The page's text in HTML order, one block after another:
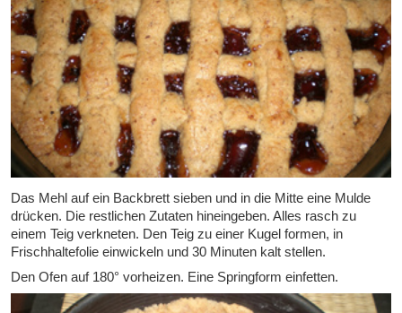
Das Mehl auf ein Backbrett sieben und in die Mitte eine Mulde
drücken. Die restlichen Zutaten hineingeben. Alles rasch zu
einem Teig verkneten. Den Teig zu einer Kugel formen, in
Frischhaltefolie einwickeln und 30 Minuten kalt stellen.
Den Ofen auf 180° vorheizen. Eine Springform einfetten.